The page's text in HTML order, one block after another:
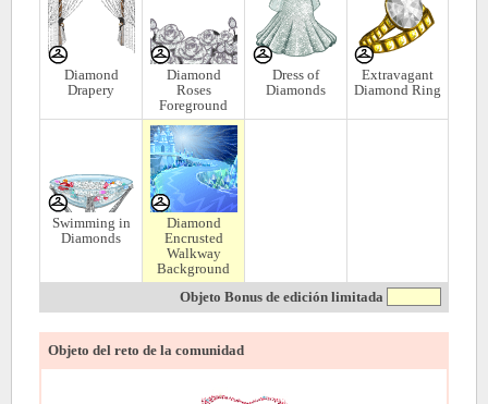
Diamond
Drapery
Diamond
Roses
Foreground
Dress of
Diamonds
Extravagant
Diamond Ring
Swimming in
Diamonds
Diamond
Encrusted
Walkway
Background
Objeto Bonus de edición limitada
Objeto del reto de la comunidad